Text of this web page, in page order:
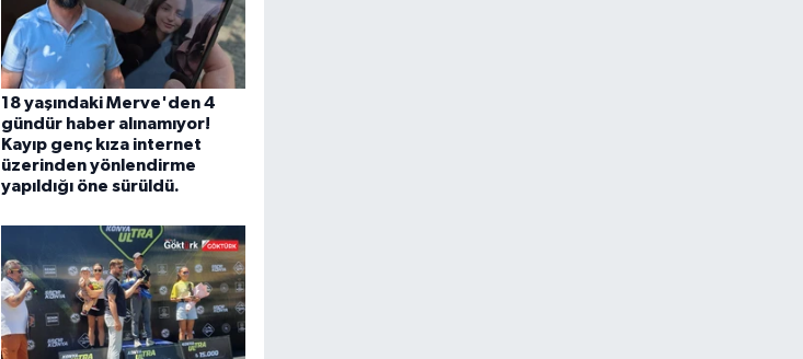
18 yaşındaki Merve'den 4
gündür haber alınamıyor!
Kayıp genç kıza internet
üzerinden yönlendirme
yapıldığı öne sürüldü.